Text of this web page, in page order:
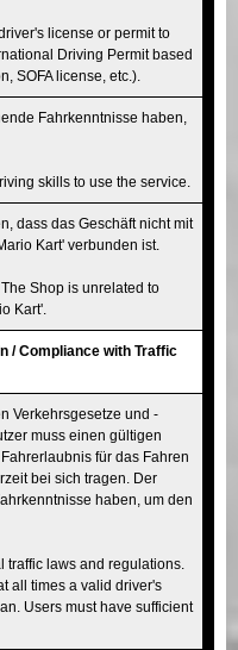
license or permit to
Driving Permit based
SOFA license, etc.).
Fahrkenntnisse haben,
skills to use the service.
dass das Geschäft nicht mit
Kart' verbunden ist.
Shop is unrelated to
Kart'.
/ Compliance with Traffic
Verkehrsgesetze und -
muss einen gültigen
für das Fahren
bei sich tragen. Der
haben, um den
traffic laws and regulations.
all times a valid driver's
Users must have sufficient